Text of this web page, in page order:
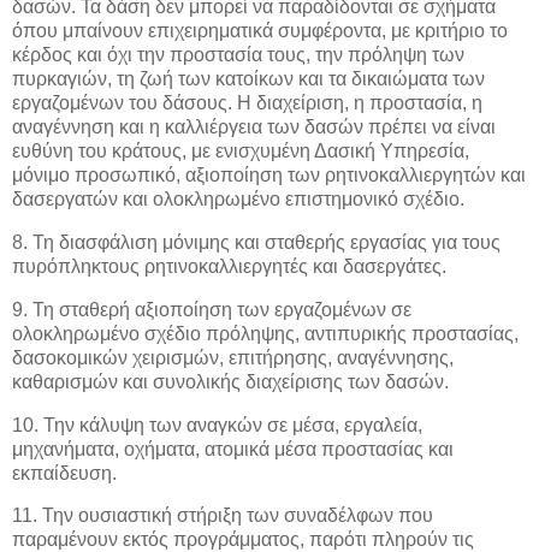
δασών. Τα δάση δεν μπορεί να παραδίδονται σε σχήματα
όπου μπαίνουν επιχειρηματικά συμφέροντα, με κριτήριο το
κέρδος και όχι την προστασία τους, την πρόληψη των
πυρκαγιών, τη ζωή των κατοίκων και τα δικαιώματα των
εργαζομένων του δάσους. Η διαχείριση, η προστασία, η
αναγέννηση και η καλλιέργεια των δασών πρέπει να είναι
ευθύνη του κράτους, με ενισχυμένη Δασική Υπηρεσία,
μόνιμο προσωπικό, αξιοποίηση των ρητινοκαλλιεργητών και
δασεργατών και ολοκληρωμένο επιστημονικό σχέδιο.
8. Τη διασφάλιση μόνιμης και σταθερής εργασίας για τους
πυρόπληκτους ρητινοκαλλιεργητές και δασεργάτες.
9. Τη σταθερή αξιοποίηση των εργαζομένων σε
ολοκληρωμένο σχέδιο πρόληψης, αντιπυρικής προστασίας,
δασοκομικών χειρισμών, επιτήρησης, αναγέννησης,
καθαρισμών και συνολικής διαχείρισης των δασών.
10. Την κάλυψη των αναγκών σε μέσα, εργαλεία,
μηχανήματα, οχήματα, ατομικά μέσα προστασίας και
εκπαίδευση.
11. Την ουσιαστική στήριξη των συναδέλφων που
παραμένουν εκτός προγράμματος, παρότι πληρούν τις